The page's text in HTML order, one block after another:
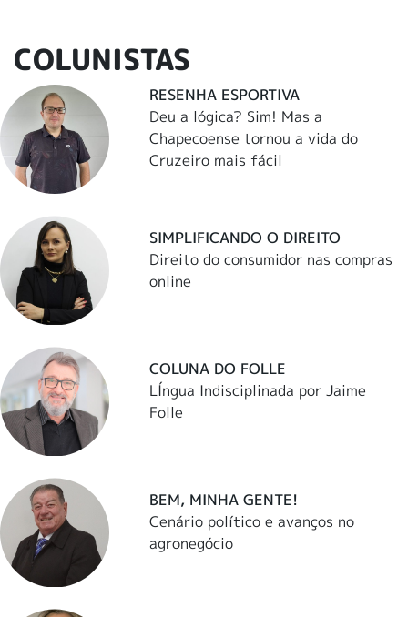
COLUNISTAS
RESENHA ESPORTIVA
Deu a lógica? Sim! Mas a
Chapecoense tornou a vida do
Cruzeiro mais fácil
SIMPLIFICANDO O DIREITO
Direito do consumidor nas compras
online
COLUNA DO FOLLE
LÍngua Indisciplinada por Jaime
Folle
BEM, MINHA GENTE!
Cenário político e avanços no
agronegócio